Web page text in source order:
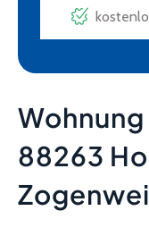
88263